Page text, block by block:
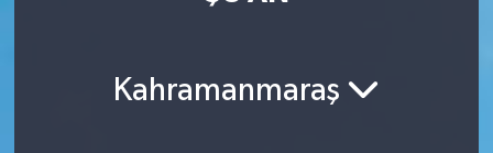
Kahramanmaraş